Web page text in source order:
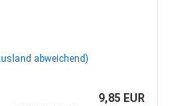
abweichend)
9,85 EUR